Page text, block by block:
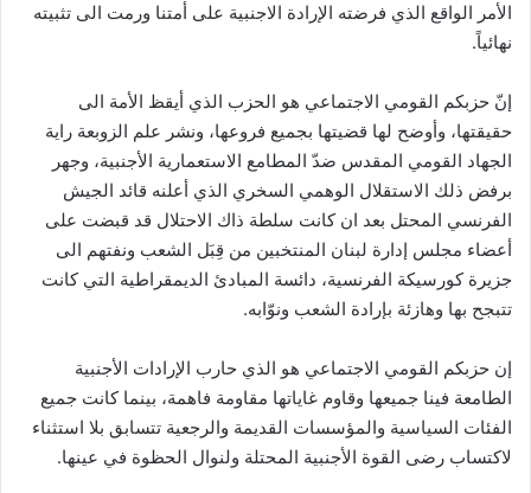
الأمر الواقع الذي فرضته الإرادة الاجنبية على أمتنا ورمت الى تثبيته
نهائياً.
إنّ حزبكم القومي الاجتماعي هو الحزب الذي أيقظ الأمة الى
حقيقتها، وأوضح لها قضيتها بجميع فروعها، ونشر علم الزوبعة راية
الجهاد القومي المقدس ضدّ المطامع الاستعمارية الأجنبية، وجهر
برفض ذلك الاستقلال الوهمي السخري الذي أعلنه قائد الجيش
الفرنسي المحتل بعد ان كانت سلطة ذاك الاحتلال قد قبضت على
أعضاء مجلس إدارة لبنان المنتخبين من قِبَل الشعب ونفتهم الى
جزيرة كورسيكة الفرنسية، دائسة المبادئ الديمقراطية التي كانت
تتبجح بها وهازئة بإرادة الشعب ونوّابه.
إن حزبكم القومي الاجتماعي هو الذي حارب الإرادات الأجنبية
الطامعة فينا جميعها وقاوم غاياتها مقاومة فاهمة، بينما كانت جميع
الفئات السياسية والمؤسسات القديمة والرجعية تتسابق بلا استثناء
لاكتساب رضى القوة الأجنبية المحتلة ولنوال الحظوة في عينها.